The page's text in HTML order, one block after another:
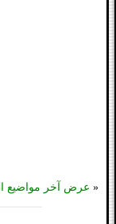
« عرض آخر مواضيع